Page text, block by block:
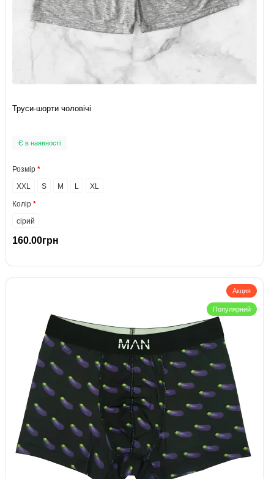
Труси-шорти чоловічі
Є в наявності
Розмір
XXL
S M L XL
Колір
сiрий
160.00грн
Акция
Популярний